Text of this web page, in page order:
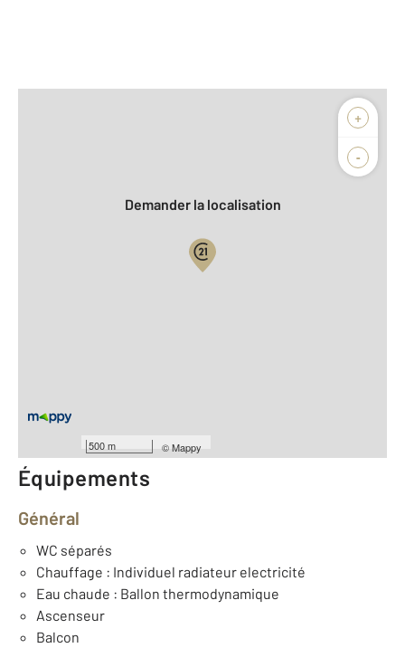
+
-
500 m ©Mappy
Biens vendus
Demander la localisation
Année construction : 2026
Équipements
Général
WC séparés
Chauffage : Individuel radiateur electricité
Eau chaude : Ballon thermodynamique
Ascenseur
Balcon